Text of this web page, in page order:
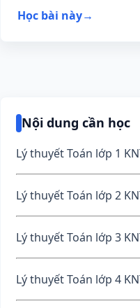
Học bài này→
Nội dung cần học
Lý thuyết Toán lớp 1
Lý thuyết Toán lớp 2
Lý thuyết Toán lớp 3
Lý thuyết Toán lớp 4